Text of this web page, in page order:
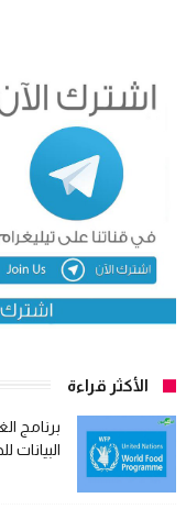
الأكثر قراءة